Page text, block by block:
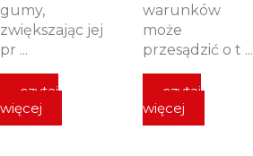
gumy,
zwiększając jej
pr ...
czytaj
więcej
warunków
może
przesądzić o t ...
czytaj
więcej